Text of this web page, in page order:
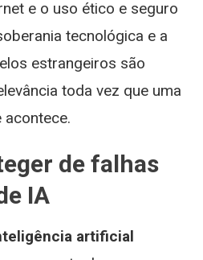
e o uso ético e seguro
tecnológica e a
estrangeiros são
toda vez que uma
acontece.
de falhas
IA
artificial